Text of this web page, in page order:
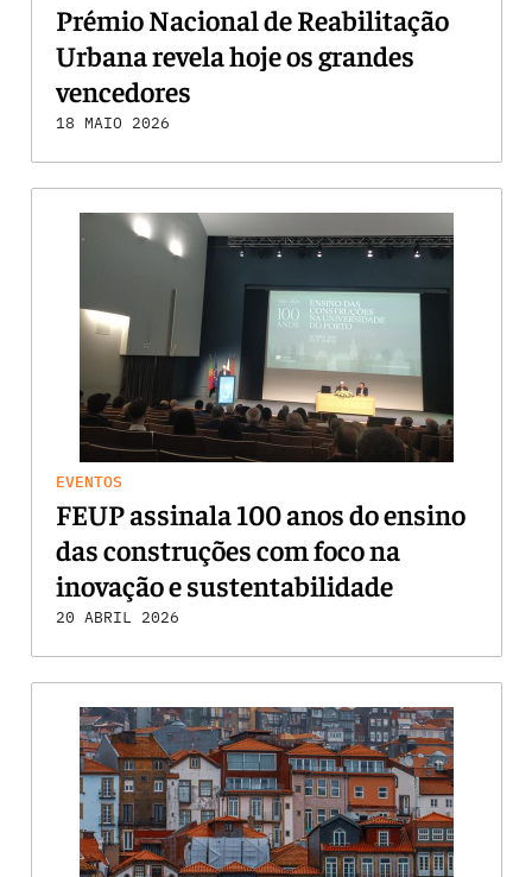
Prémio Nacional de Reabilitação
Urbana revela hoje os grandes
vencedores
18 MAIO 2026
EVENTOS
FEUP assinala 100 anos do ensino
das construções com foco na
inovação e sustentabilidade
20 ABRIL 2026